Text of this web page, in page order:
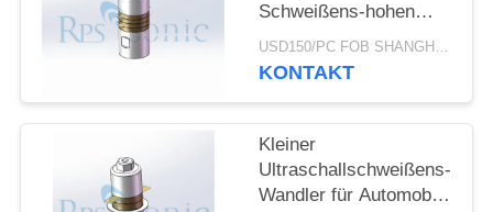
Schweißens-hohen
Leistung des wandler-
28khz 800W
USD150/PC FOB SHANGHAI MOQ:1pcs
KONTAKT
Kleiner
Ultraschallschweißens-
Wandler für Automobil-